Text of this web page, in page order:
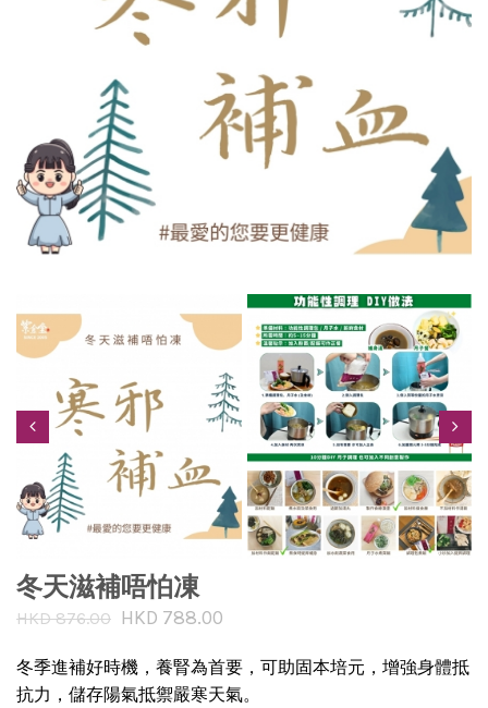
冬天滋補唔怕凍
HKD 876.00 HKD 788.00
冬季進補好時機，養腎為首要，可助固本培元，增強身體抵
抗力，儲存陽氣抵禦嚴寒天氣。